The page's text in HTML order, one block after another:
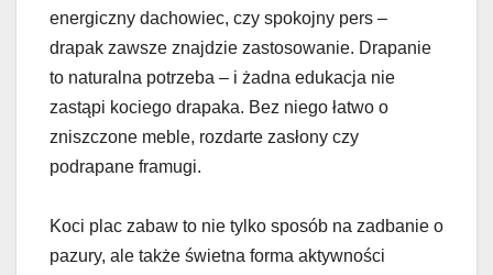
energiczny dachowiec, czy spokojny pers –
drapak zawsze znajdzie zastosowanie. Drapanie
to naturalna potrzeba – i żadna edukacja nie
zastąpi kociego drapaka. Bez niego łatwo o
zniszczone meble, rozdarte zasłony czy
podrapane framugi.
Koci plac zabaw to nie tylko sposób na zadbanie o
pazury, ale także świetna forma aktywności